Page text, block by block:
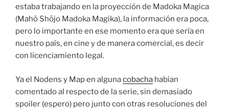
estaba trabajando en la proyección de Madoka Magica
(Mahō Shōjo Madoka Magika), la información era poca,
pero lo importante en ese momento era que sería en
nuestro país, en cine y de manera comercial, es decir
con licenciamiento legal.
Ya el Nodens y Map en algunacobacha habían
comentado al respecto de la serie, sin demasiado
spoiler (espero) pero junto con otras resoluciones del